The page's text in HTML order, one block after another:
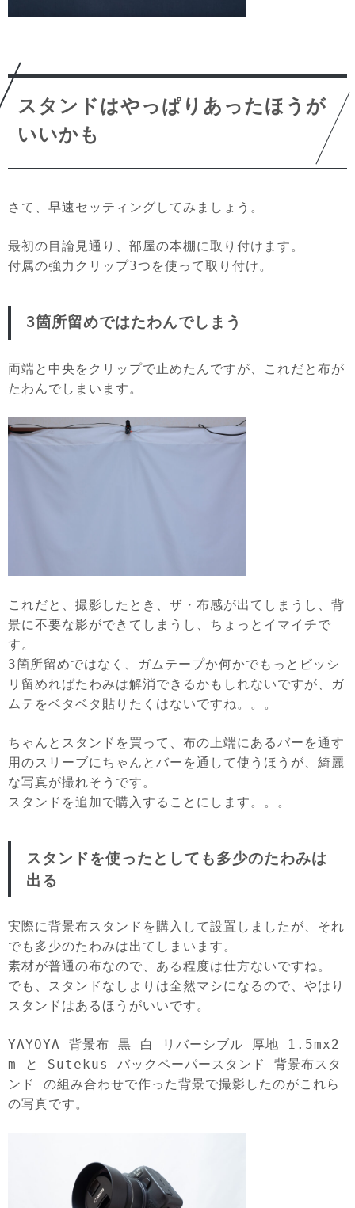
スタンドはやっぱりあったほうが
いいかも
さて、早速セッティングしてみましょう。
最初の目論見通り、部屋の本棚に取り付けます。
付属の強力クリップ3つを使って取り付け。
3箇所留めではたわんでしまう
両端と中央をクリップで止めたんですが、これだと布が
たわんでしまいます。
これだと、撮影したとき、ザ・布感が出てしまうし、背
景に不要な影ができてしまうし、ちょっとイマイチで
す。
3箇所留めではなく、ガムテープか何かでもっとビッシ
リ留めればたわみは解消できるかもしれないですが、ガ
ムテをベタベタ貼りたくはないですね。。。
ちゃんとスタンドを買って、布の上端にあるバーを通す
用のスリーブにちゃんとバーを通して使うほうが、綺麗
な写真が撮れそうです。
スタンドを追加で購入することにします。。。
スタンドを使ったとしても多少のたわみは
出る
実際に背景布スタンドを購入して設置しましたが、それ
でも多少のたわみは出てしまいます。
素材が普通の布なので、ある程度は仕方ないですね。
でも、スタンドなしよりは全然マシになるので、やはり
スタンドはあるほうがいいです。
YAYOYA 背景布 黒 白 リバーシブル 厚地 1.5mx2
m と Sutekus バックペーパースタンド 背景布スタ
ンド の組み合わせで作った背景で撮影したのがこれら
の写真です。